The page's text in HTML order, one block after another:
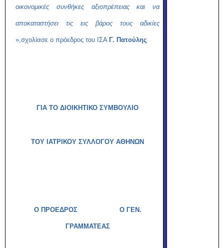
οικονομικές συνθήκες αξιοπρέπειας και να
αποκαταστήσει τις εις βάρος τους αδικίες
»,σχολίασε ο πρόεδρος του ΙΣΑ Γ. Πατούλης
ΓΙΑ ΤΟ ΔΙΟΙΚΗΤΙΚΟ ΣΥΜΒΟΥΛΙΟ
ΤΟΥ ΙΑΤΡΙΚΟΥ ΣΥΛΛΟΓΟΥ ΑΘΗΝΩΝ
Ο ΠΡΟΕΔΡΟΣ Ο ΓΕΝ.
ΓΡΑΜΜΑΤΕΑΣ